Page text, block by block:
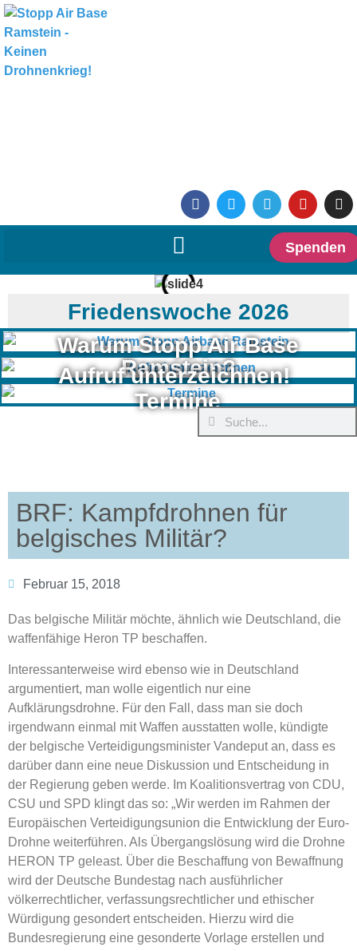
Spenden
Friedenswoche 2026
Warum Stopp Air Base
Ramstein?
Aufruf unterzeichnen!
Termine
BRF: Kampfdrohnen für
belgisches Militär?
Februar 15, 2018
Das belgische Militär möchte, ähnlich wie Deutschland, die
waffenfähige Heron TP beschaffen.
Interessanterweise wird ebenso wie in Deutschland
argumentiert, man wolle eigentlich nur eine
Aufklärungsdrohne. Für den Fall, dass man sie doch
irgendwann einmal mit Waffen ausstatten wolle, kündigte
der belgische Verteidigungsminister Vandeput an, dass es
darüber dann eine neue Diskussion und Entscheidung in
der Regierung geben werde. Im Koalitionsvertrag von CDU,
CSU und SPD klingt das so: „Wir werden im Rahmen der
Europäischen Verteidigungsunion die Entwicklung der Euro-
Drohne weiterführen. Als Übergangslösung wird die Drohne
HERON TP geleast. Über die Beschaffung von Bewaffnung
wird der Deutsche Bundestag nach ausführlicher
völkerrechtlicher, verfassungsrechtlicher und ethischer
Würdigung gesondert entscheiden. Hierzu wird die
Bundesregierung eine gesonderte Vorlage erstellen und